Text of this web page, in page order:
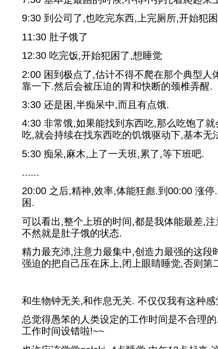
9:30 到公司了,也吃完东西,上完厕所,开始犯
11:30 肚子饿了
12:30 吃完饭,开始犯困了,想睡觉
2:00 困到极点了,估计不得不爬在那个典型人
靠一下.然后会被压迫的胃和快断的颈椎弄醒.
3:30 还是困,半痴呆中,而且有点饿.
4:30 非常饿,如果能找到东西吃,那么吃饱了
吃,就会持续在找东西吃的饥饿驱动下,基本无
5:30 痴呆,麻木,上了一天班,累了,等下班吧.
......
20:00 之后,精神,效率,体能狂彪.到00:00 涨
困.
可以看出,整个上班的时间,都是我体能最差,
不然就是肚子饿的状态.
精力最充沛,注意力最集中,创造力最强的这段
强迫的把自己压在床上,闭上眼睛睡觉,否则第
和生物钟无关,和作息无关. 不仅仅我有这种感
总觉得愚笨的人类设定的工作时间是不合理
工作时间设错啦!~~